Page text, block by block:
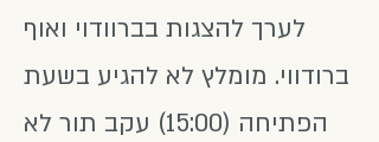
לערך להצגות בברוודוי ואוף
ברודווי. מומלץ לא להגיע בשעת
הפתיחה (15:00) עקב תור לא